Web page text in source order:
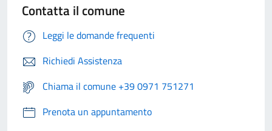
Contatta il comune
Leggi le domande frequenti
Richiedi Assistenza
Chiama il comune +39 0971 751271
Prenota un appuntamento